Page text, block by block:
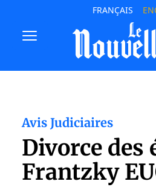
FRANÇAIS
Avis Judiciaires
Divorce des
Frantzky